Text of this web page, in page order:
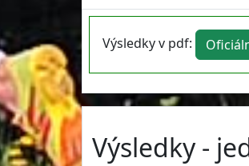
Výsledky v pdf:
Výsledky -